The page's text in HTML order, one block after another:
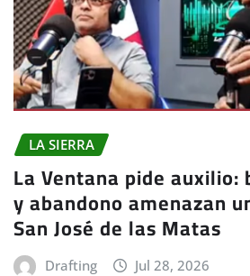
LA SIERRA
La Ventana pide auxilio:
y abandono amenazan
San José de las Matas
Drafting Jul 28, 2026